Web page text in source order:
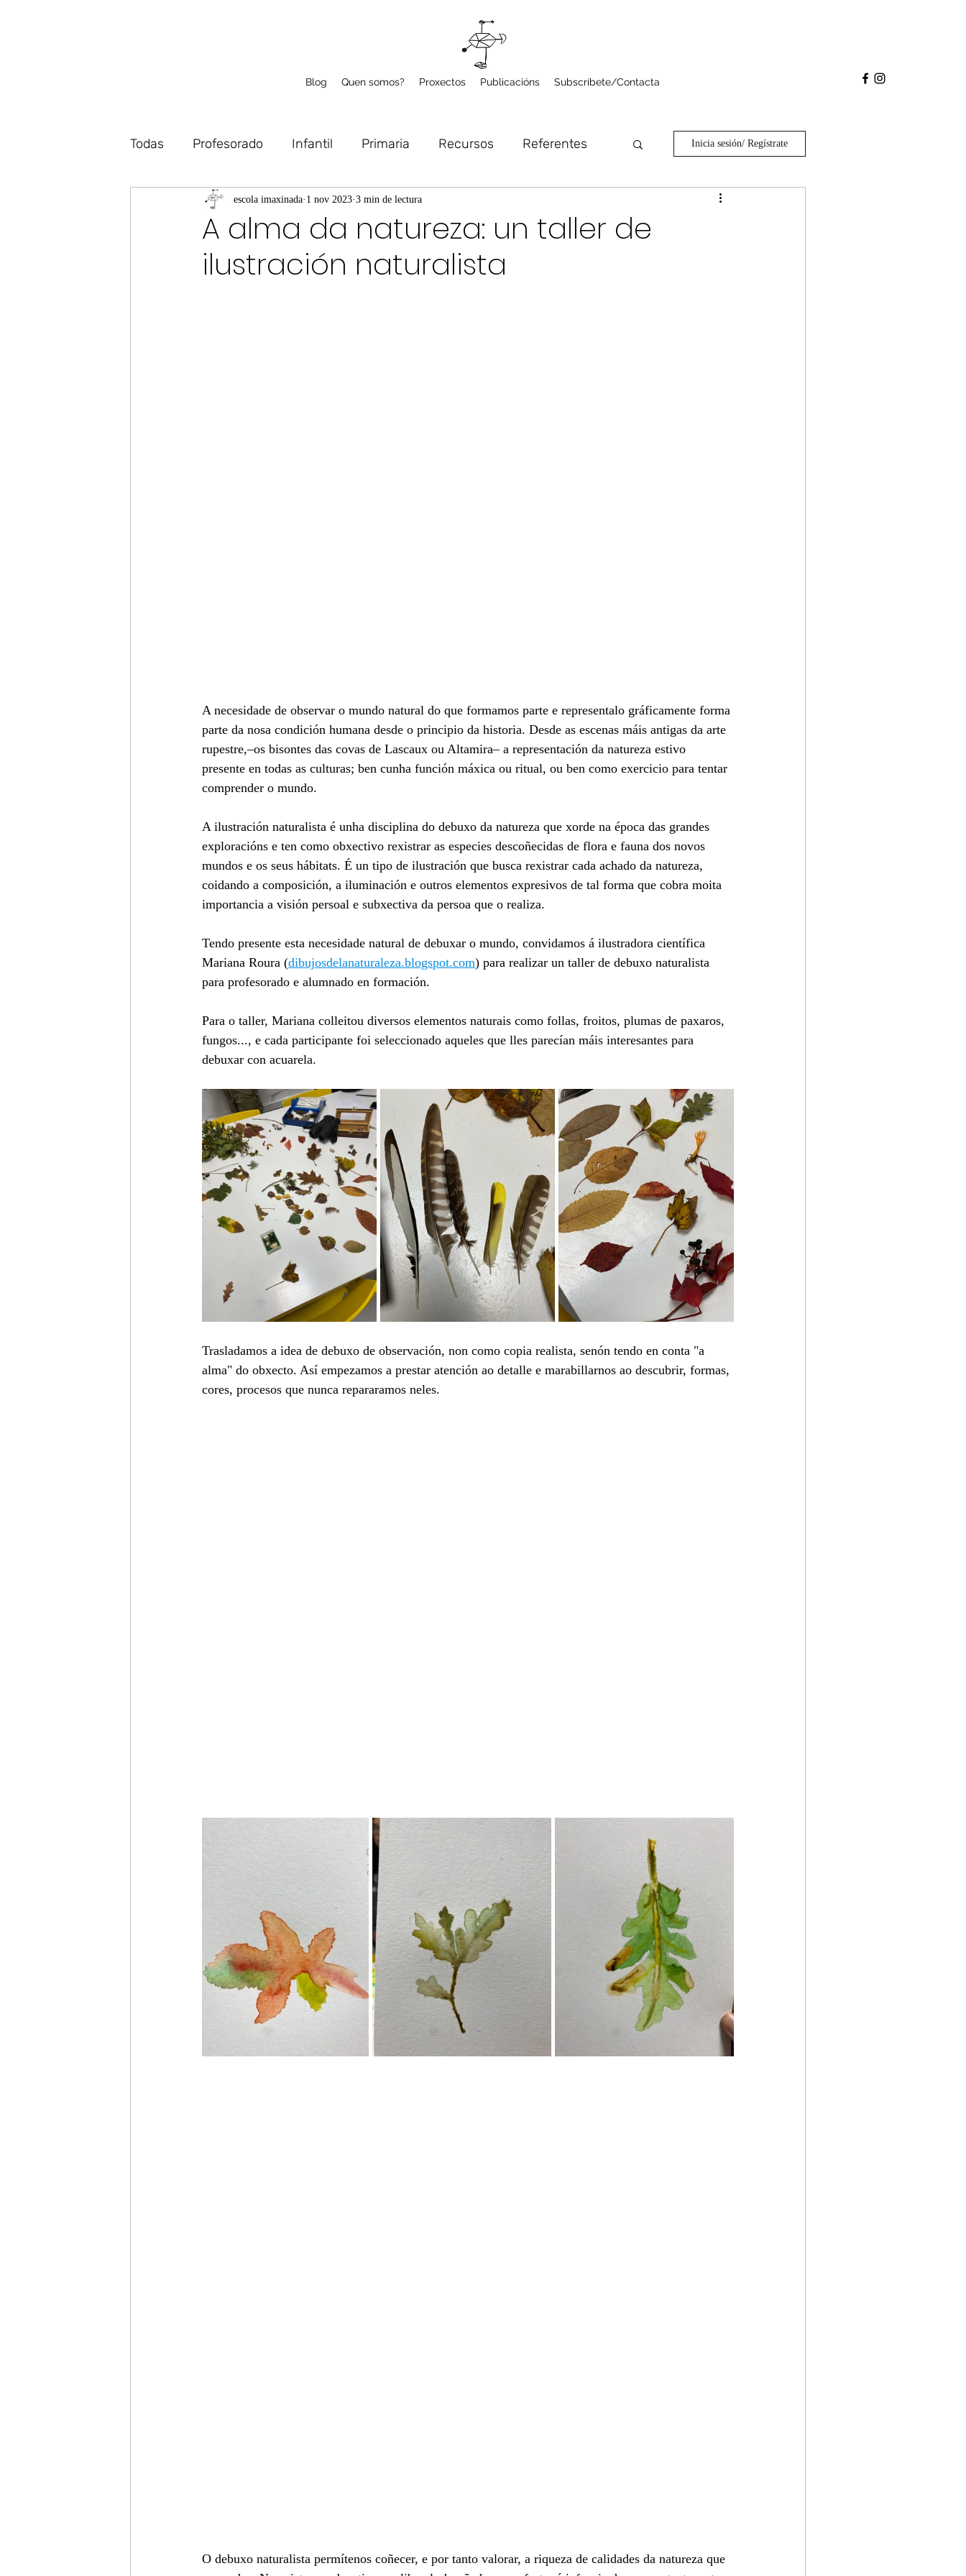
Blog Quen somos? Proxectos Publicacións Subscríbete/Contacta
Todas Profesorado Infantil Primaria Recursos Referentes
Deseño Volume Microproxectos
Inicia sesión/ Regístrate
A alma da natureza: un taller de
ilustración naturalista
escola imaxinada 1 nov 2023 3 min de lectura
A necesidade de observar o mundo natural do que formamos parte e representalo gráficamente forma
parte da nosa condición humana desde o principio da historia. Desde as escenas máis antigas da arte
rupestre,–os bisontes das covas de Lascaux ou Altamira– a representación da natureza estivo
presente en todas as culturas; ben cunha función máxica ou ritual, ou ben como exercicio para tentar
comprender o mundo.
A ilustración naturalista é unha disciplina do debuxo da natureza que xorde na época das grandes
exploracións e ten como obxectivo rexistrar as especies descoñecidas de flora e fauna dos novos
mundos e os seus hábitats. É un tipo de ilustración que busca rexistrar cada achado da natureza,
coidando a composición, a iluminación e outros elementos expresivos de tal forma que cobra moita
importancia a visión persoal e subxectiva da persoa que o realiza.
Tendo presente esta necesidade natural de debuxar o mundo, convidamos á ilustradora científica
Mariana Roura (dibujosdelanaturaleza.blogspot.com) para realizar un taller de debuxo naturalista
para profesorado e alumnado en formación.
Para o taller, Mariana colleitou diversos elementos naturais como follas, froitos, plumas de paxaros,
fungos..., e cada participante foi seleccionado aqueles que lles parecían máis interesantes para
debuxar con acuarela.
Trasladamos a idea de debuxo de observación, non como copia realista, senón tendo en conta "a
alma" do obxecto. Así empezamos a prestar atención ao detalle e marabillarnos ao descubrir, formas,
cores, procesos que nunca repararamos neles.
O debuxo naturalista permítenos coñecer, e por tanto valorar, a riqueza de calidades da natureza que